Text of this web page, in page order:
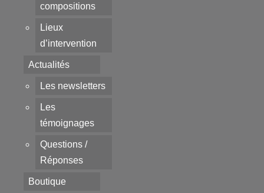
compositions
Lieux
d’intervention
Actualités
Les newsletters
Les
témoignages
Questions /
Réponses
Boutique